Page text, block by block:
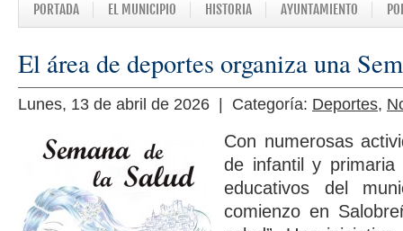
PORTADA EL MUNICIPIO HISTORIA AYUNTAMIENTO
El área de deportes organiza una
Lunes, 13 de abril de 2026 | Categoría: Deportes,
Con numerosas
de infantil y
educativos del
comienzo en